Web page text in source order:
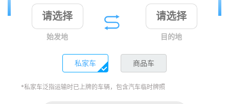
始发地 目的地
私家车 商品车
*私家车泛指运输时已上牌的车辆，包含汽车临时牌照